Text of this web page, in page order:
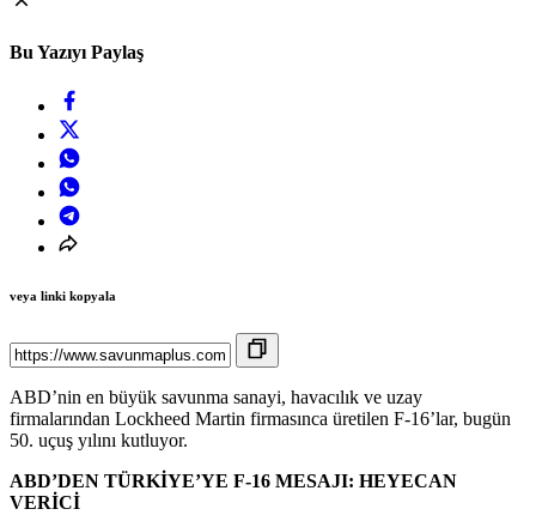
Bu Yazıyı Paylaş
veya linki kopyala
ABD’nin en büyük savunma sanayi, havacılık ve uzay
firmalarından Lockheed Martin firmasınca üretilen F-16’lar, bugün
50. uçuş yılını kutluyor.
ABD’DEN TÜRKİYE’YE F-16 MESAJI: HEYECAN
VERİCİ